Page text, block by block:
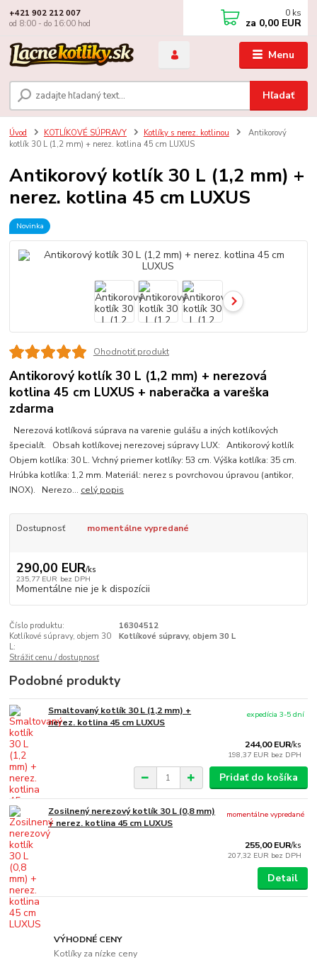
Menu
Hľadať
+421 902 212 007
od 8:00 - do 16:00 hod
0 ks
za 0,00 EUR
Úvod KOTLÍKOVÉ SÚPRAVY Kotlíky s nerez. kotlinou
Antikorový
kotlík 30 L (1,2 mm) + nerez. kotlina 45 cm LUXUS
Antikorový kotlík 30 L (1,2 mm) +
nerez. kotlina 45 cm LUXUS
Novinka
Ohodnotiť produkt
Antikorový kotlík 30 L (1,2 mm) + nerezová
kotlina 45 cm LUXUS + naberačka a vareška
zdarma
Nerezová kotlíková súprava na varenie gulášu a iných kotlíkových
špecialít. Obsah kotlíkovej nerezovej súpravy LUX: Antikorový kotlík
Objem kotlíka: 30 L. Vrchný priemer kotlíky: 53 cm. Výška kotlíka: 35 cm.
Hrúbka kotlíka: 1,2 mm. Materiál: nerez s povrchovou úpravou (antikor,
INOX). Nerezo... celý popis
Dostupnosť momentálne vypredané
290,00 EUR/ks
235,77 EUR bez DPH
Momentálne nie je k dispozícii
Číslo produktu:
16304512
Kotlíkové súpravy, objem 30
L:
Kotlíkové súpravy, objem 30 L
Strážiť cenu / dostupnosť
Podobné produkty
Smaltovaný kotlík 30 L (1,2 mm) +
nerez. kotlina 45 cm LUXUS
244,00 EUR/ks
198,37 EUR bez DPH
expedícia 3-5 dní
Pridať do košíka
Zosilnený nerezový kotlík 30 L (0,8 mm)
+ nerez. kotlina 45 cm LUXUS
255,00 EUR/ks
207,32 EUR bez DPH
momentálne vypredané
Detail
VÝHODNÉ CENY
Kotlíky za nízke ceny